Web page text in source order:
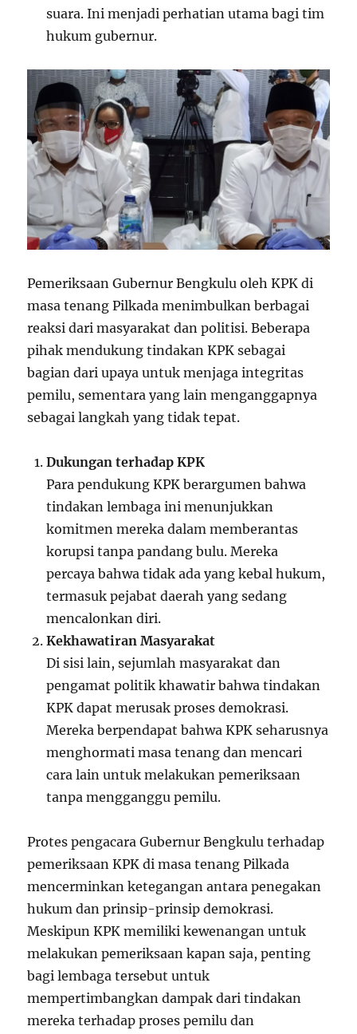
suara. Ini menjadi perhatian utama bagi tim
hukum gubernur.
Pemeriksaan Gubernur Bengkulu oleh KPK di
masa tenang Pilkada menimbulkan berbagai
reaksi dari masyarakat dan politisi. Beberapa
pihak mendukung tindakan KPK sebagai
bagian dari upaya untuk menjaga integritas
pemilu, sementara yang lain menganggapnya
sebagai langkah yang tidak tepat.
Dukungan terhadap KPK
Para pendukung KPK berargumen bahwa
tindakan lembaga ini menunjukkan
komitmen mereka dalam memberantas
korupsi tanpa pandang bulu. Mereka
percaya bahwa tidak ada yang kebal hukum,
termasuk pejabat daerah yang sedang
mencalonkan diri.
Kekhawatiran Masyarakat
Di sisi lain, sejumlah masyarakat dan
pengamat politik khawatir bahwa tindakan
KPK dapat merusak proses demokrasi.
Mereka berpendapat bahwa KPK seharusnya
menghormati masa tenang dan mencari
cara lain untuk melakukan pemeriksaan
tanpa mengganggu pemilu.
Protes pengacara Gubernur Bengkulu terhadap
pemeriksaan KPK di masa tenang Pilkada
mencerminkan ketegangan antara penegakan
hukum dan prinsip-prinsip demokrasi.
Meskipun KPK memiliki kewenangan untuk
melakukan pemeriksaan kapan saja, penting
bagi lembaga tersebut untuk
mempertimbangkan dampak dari tindakan
mereka terhadap proses pemilu dan